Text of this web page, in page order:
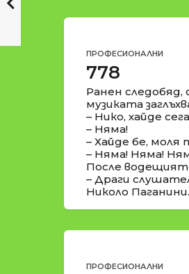
ПРОФЕСИОНАЛНИ
778
Ранен следобяд,
музиката
– Нико, хайде
– Няма!
– Хайде бе, моля
– Няма! Няма!
После водещият
– Драги
Николо
ПРОФЕСИОНАЛНИ